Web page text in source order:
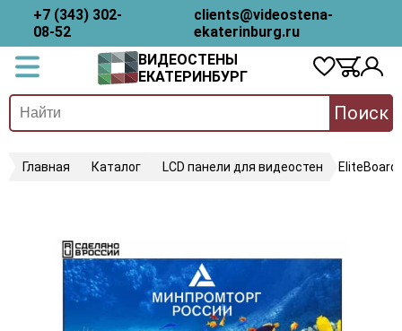
+7 (343) 302-
08-52
clients@videostena-
ekaterinburg.ru
ВИДЕОСТЕНЫ
ЕКАТЕРИНБУРГ
Поиск
Главная Каталог LCD панели для видеостен EliteBoard